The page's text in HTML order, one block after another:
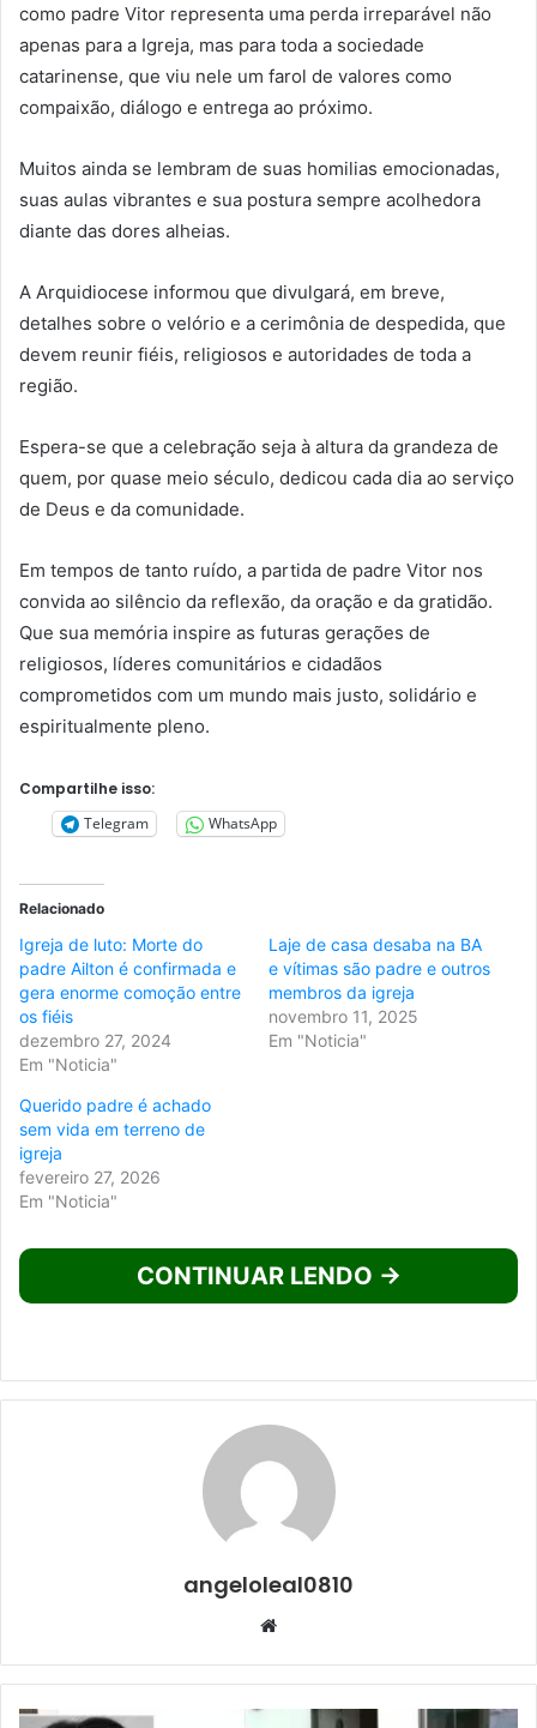
como padre Vitor representa uma perda irreparável não
apenas para a Igreja, mas para toda a sociedade
catarinense, que viu nele um farol de valores como
compaixão, diálogo e entrega ao próximo.
Muitos ainda se lembram de suas homilias emocionadas,
suas aulas vibrantes e sua postura sempre acolhedora
diante das dores alheias.
A Arquidiocese informou que divulgará, em breve,
detalhes sobre o velório e a cerimônia de despedida, que
devem reunir fiéis, religiosos e autoridades de toda a
região.
Espera-se que a celebração seja à altura da grandeza de
quem, por quase meio século, dedicou cada dia ao serviço
de Deus e da comunidade.
Em tempos de tanto ruído, a partida de padre Vitor nos
convida ao silêncio da reflexão, da oração e da gratidão.
Que sua memória inspire as futuras gerações de
religiosos, líderes comunitários e cidadãos
comprometidos com um mundo mais justo, solidário e
espiritualmente pleno.
Compartilhe isso:
Telegram
WhatsApp
Relacionado
Igreja de luto: Morte do
padre Ailton é confirmada e
gera enorme comoção entre
os fiéis
dezembro 27, 2024
Em "Noticia"
Laje de casa desaba na BA
e vítimas são padre e outros
membros da igreja
novembro 11, 2025
Em "Noticia"
Querido padre é achado
sem vida em terreno de
igreja
fevereiro 27, 2026
Em "Noticia"
CONTINUAR LENDO →
angeloleal0810
Website